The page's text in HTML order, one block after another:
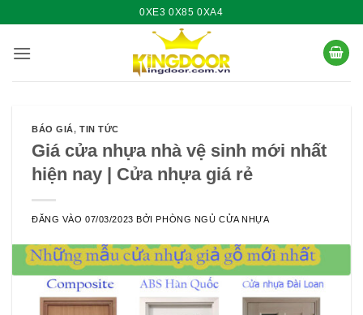
nội
0XE3 0X85 0XA4
BÁO GIÁ,TIN TỨC
Giá cửa nhựa nhà vệ sinh mới nhất
hiện nay | Cửa nhựa giá rẻ
ĐĂNG VÀO07/03/2023 BỞIPHÒNG NGỦ CỬA NHỰA